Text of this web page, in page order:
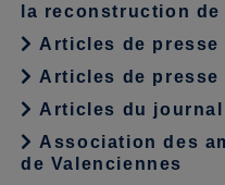
la reconstruction de
Articles de presse
Articles de presse
Articles du
Association des
de Valenciennes